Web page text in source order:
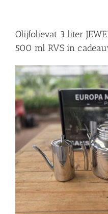
Olijfolievat 3 liter
500 ml RVS in